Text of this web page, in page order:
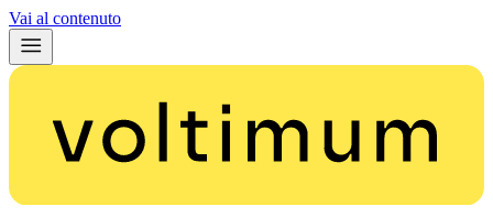
Vai al contenuto